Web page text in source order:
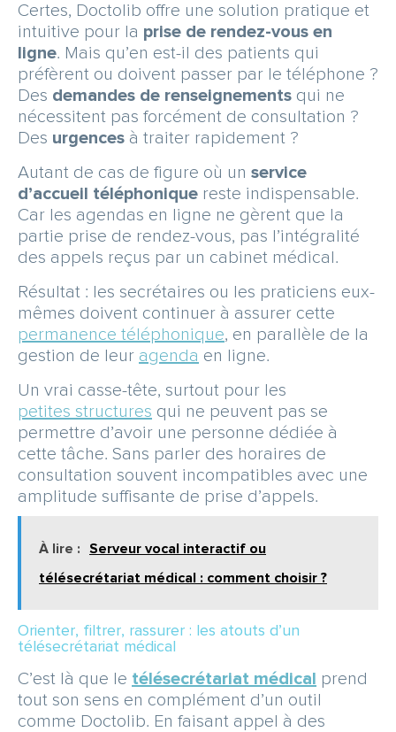
Certes, Doctolib offre une solution pratique et
intuitive pour la prise de rendez-vous en
ligne. Mais qu’en est-il des patients qui
préfèrent ou doivent passer par le téléphone ?
Des demandes de renseignements qui ne
nécessitent pas forcément de consultation ?
Des urgences à traiter rapidement ?
Autant de cas de figure où un service
d’accueil téléphonique reste indispensable.
Car les agendas en ligne ne gèrent que la
partie prise de rendez-vous, pas l’intégralité
des appels reçus par un cabinet médical.
Résultat : les secrétaires ou les praticiens eux-
mêmes doivent continuer à assurer cette
permanence téléphonique, en parallèle de la
gestion de leur agenda en ligne.
Un vrai casse-tête, surtout pour les
petites structures qui ne peuvent pas se
permettre d’avoir une personne dédiée à
cette tâche. Sans parler des horaires de
consultation souvent incompatibles avec une
amplitude suffisante de prise d’appels.
À lire : Serveur vocal interactif ou
télésecrétariat médical : comment choisir ?
Orienter, filtrer, rassurer : les atouts d’un
télésecrétariat médical
C’est là que le télésecrétariat médical prend
tout son sens en complément d’un outil
comme Doctolib. En faisant appel à des